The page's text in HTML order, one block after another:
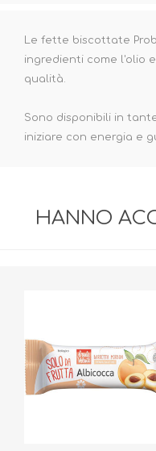
Le fette biscottate
ingredienti come l'olio
qualità.
Sono disponibili in
iniziare con energia e
HANNO